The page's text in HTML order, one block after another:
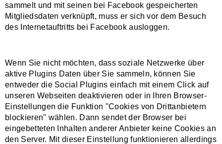
sammelt und mit seinen bei Facebook gespeicherten
Mitgliedsdaten verknüpft, muss er sich vor dem Besuch
des Internetauftritts bei Facebook ausloggen.
Wenn Sie nicht möchten, dass soziale Netzwerke über
aktive Plugins Daten über Sie sammeln, können Sie
entweder die Social Plugins einfach mit einem Click auf
unseren Webseiten deaktivieren oder in Ihren Browser-
Einstellungen die Funktion "Cookies von Drittanbietern
blockieren" wählen. Dann sendet der Browser bei
eingebetteten Inhalten anderer Anbieter keine Cookies an
den Server. Mit dieser Einstellung funktionieren allerdings